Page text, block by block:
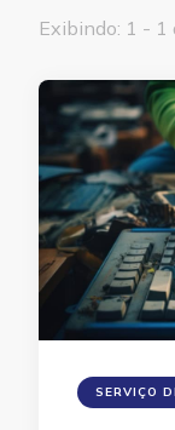
Exibindo: 1 - 1
SERVIÇO